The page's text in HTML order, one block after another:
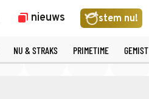
nieuws stem nu!
NU & STRAKS PRIMETIME GEMIST